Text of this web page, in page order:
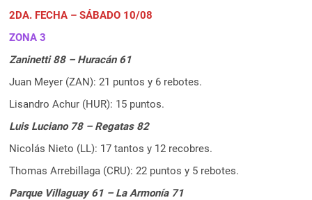
2DA. FECHA – SÁBADO 10/08
ZONA 3
Zaninetti 88 – Huracán 61
Juan Meyer (ZAN): 21 puntos y 6 rebotes.
Lisandro Achur (HUR): 15 puntos.
Luis Luciano 78 – Regatas 82
Nicolás Nieto (LL): 17 tantos y 12 recobres.
Thomas Arrebillaga (CRU): 22 puntos y 5 rebotes.
Parque Villaguay 61 – La Armonía 71